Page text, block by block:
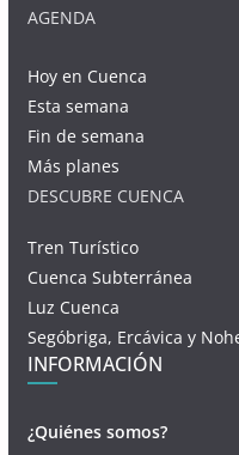
AGENDA
Hoy en Cuenca
Esta semana
Fin de semana
Más planes
DESCUBRE CUENCA
Tren Turístico
Cuenca Subterránea
Luz Cuenca
Segóbriga, Ercávica y
INFORMACIÓN
¿Quiénes somos?